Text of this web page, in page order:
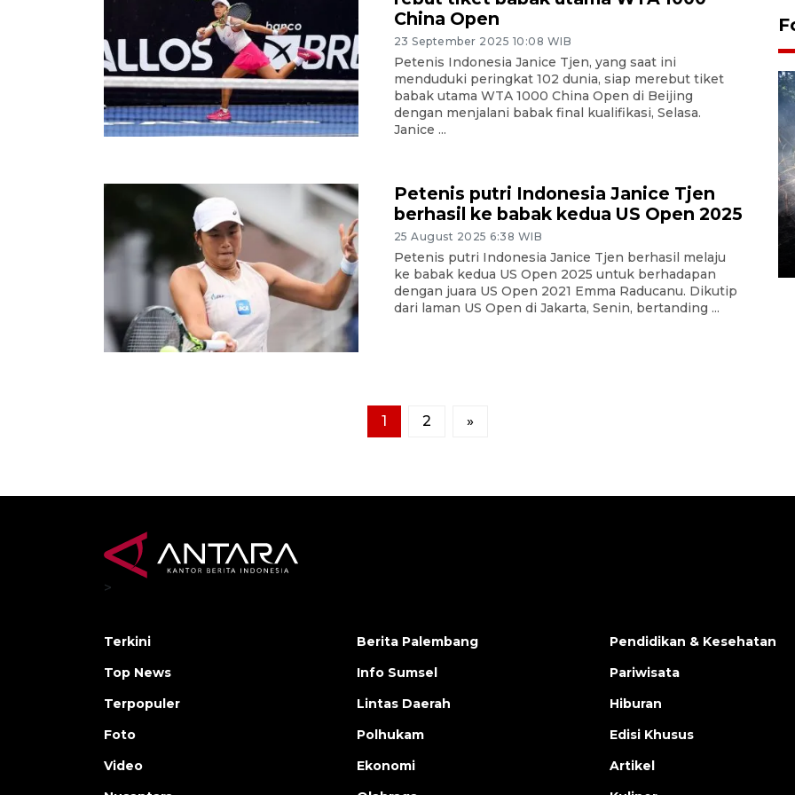
China Open
23 September 2025 10:08 WIB
Petenis Indonesia Janice Tjen, yang saat ini
menduduki peringkat 102 dunia, siap merebut tiket
babak utama WTA 1000 China Open di Beijing
dengan menjalani babak final kualifikasi, Selasa.
Janice ...
Petenis putri Indonesia Janice Tjen
berhasil ke babak kedua US Open 2025
25 August 2025 6:38 WIB
Petenis putri Indonesia Janice Tjen berhasil melaju
ke babak kedua US Open 2025 untuk berhadapan
dengan juara US Open 2021 Emma Raducanu. Dikutip
dari laman US Open di Jakarta, Senin, bertanding ...
1 2 »
Alokasi anggaran untuk bibit
kopi arabika Gayo
15 June 2026 11:15 WIB
>
Terkini
Top News
Terpopuler
Foto
Video
Berita Palembang
Info Sumsel
Lintas Daerah
Polhukam
Ekonomi
Pendidikan & Kesehatan
Pariwisata
Hiburan
Edisi Khusus
Artikel